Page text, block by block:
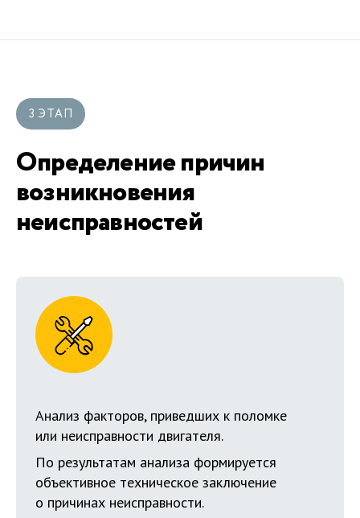
3 ЭТАП
Определение причин
возникновения
неисправностей
Анализ факторов, приведших к поломке
или неисправности двигателя.
По результатам анализа формируется
объективное техническое заключение
о причинах неисправности.